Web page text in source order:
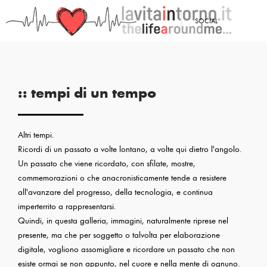
SOCIAL
:: tempi di un tempo
Altri tempi.
Ricordi di un passato a volte lontano, a volte qui dietro l'angolo.
Un passato che viene ricordato, con sfilate, mostre,
commemorazioni o che anacronisticamente tende a resistere
all'avanzare del progresso, della tecnologia, e continua
imperterrito a rappresentarsi.
Quindi, in questa galleria, immagini, naturalmente riprese nel
presente, ma che per soggetto o talvolta per elaborazione
digitale, vogliono assomigliare e ricordare un passato che non
esiste ormai se non appunto, nel cuore e nella mente di ognuno.